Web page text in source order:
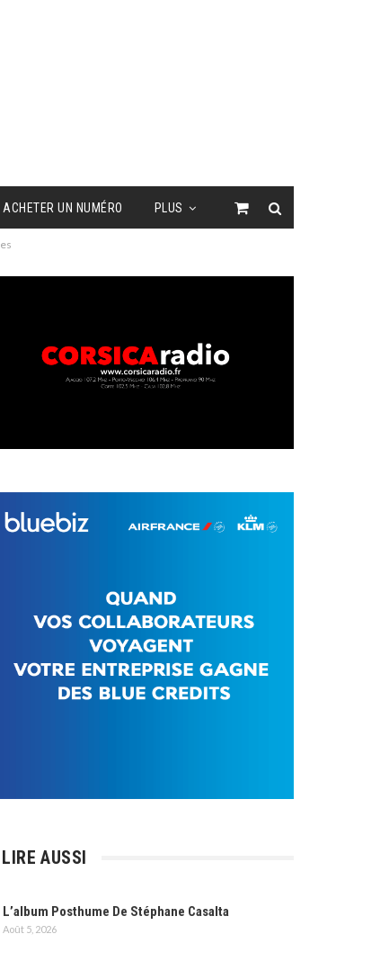
ACHETER UN NUMÉRO PLUS
AUSSI
L’album Posthume De Stéphane Casalta
Août 5, 2026